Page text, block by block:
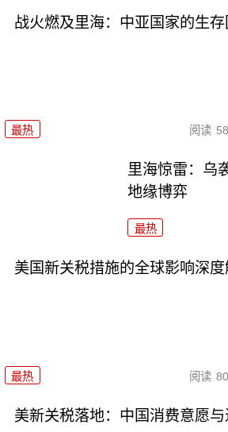
战火燃及里海：中亚国家的生
最热 阅读
里海惊雷：乌
地缘博弈
最热
美国新关税措施的全球影响深
最热 阅读
美新关税落地：中国消费意愿